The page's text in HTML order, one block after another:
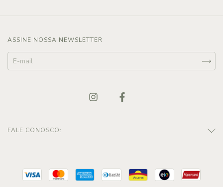
ASSINE NOSSA NEWSLETTER
FALE CONOSCO: